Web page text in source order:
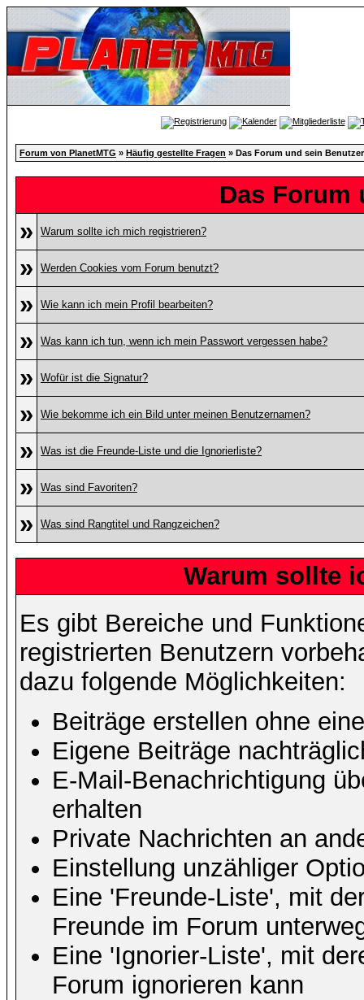
Forum von PlanetMTG » Häufig gestellte Fragen » Das Forum und sein Benutzer
Das Forum
»
Warum sollte ich mich registrieren?
» Werden Cookies vom Forum benutzt?
» Wie kann ich mein Profil bearbeiten?
» Was kann ich tun, wenn ich mein Passwort vergessen habe?
» Wofür ist die Signatur?
» Wie bekomme ich ein Bild unter meinen Benutzernamen?
» Was ist die Freunde-Liste und die Ignorierliste?
» Was sind Favoriten?
» Was sind Rangtitel und Rangzeichen?
Warum sollte
Es gibt Bereiche und
registrierten Benutzern
dazu folgende Möglichkeiten:
Beiträge erstellen ohne
Eigene Beiträge
E-Mail-Benachrichtigung
erhalten
Private Nachrichten an
Einstellung unzähliger
Eine 'Freunde-Liste', mit
Freunde im Forum
Eine 'Ignorier-Liste', mit
Forum ignorieren kann